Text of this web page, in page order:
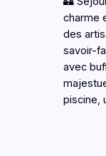
charme
des
savoir-
avec
piscine,